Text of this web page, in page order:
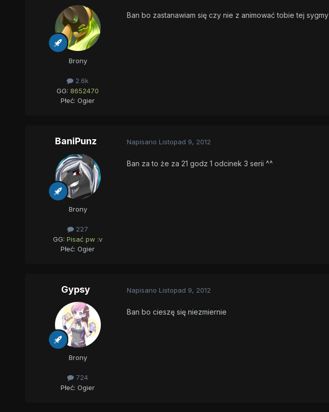
Brony
2.6k
GG: 8652470
Płeć: Ogier
Ban bo zastanawiam się czy nie z animować tobie tej sygmy
BaniPunz
Brony
227
GG:Pisać pw :v
Płeć: Ogier
Napisano Listopad 9, 2012
Ban za to że za 21 godz 1 odcinek 3 serii ^^
Gypsy
Brony
724
Płeć: Ogier
Napisano Listopad 9, 2012
Ban bo cieszę się niezmiernie